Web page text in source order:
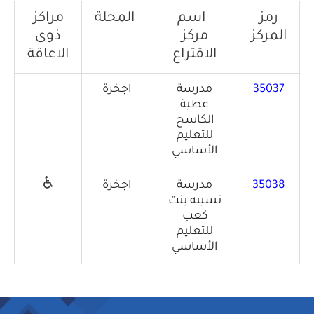
رمز
المركز
اسم
مركز
الاقتراع
المحلة
مراكز
ذوى
الاعاقة
35037
مدرسة
عطية
الكاسح
للتعليم
الأساسي
اجخرة
35038
مدرسة
نسيبه بنت
كعب
للتعليم
الأساسي
اجخرة ♿